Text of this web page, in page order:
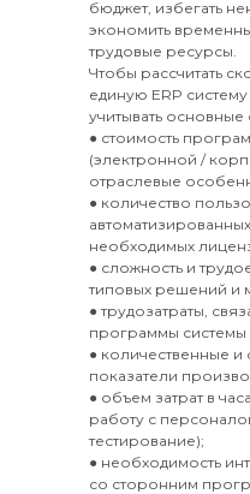
бюджет, избегать
экономить
трудовые ресурсы.
Чтобы рассчитать
единую ERP
учитывать
● стоимость
(электронной /
отраслевые
● количество
необходимых
● сложность и
типовых решений и
● трудозатраты,
программы системы
● количественные
показатели
● объем затрат в
работу с
тестирование);
● необходимость
со сторонним